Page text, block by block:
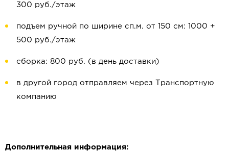
300 руб./этаж
подъем ручной по ширине сп.м. от 150 см: 1000 +
500 руб./этаж
сборка: 800 руб. (в день доставки)
в другой город отправляем через Транспортную
компанию
Дополнительная информация: